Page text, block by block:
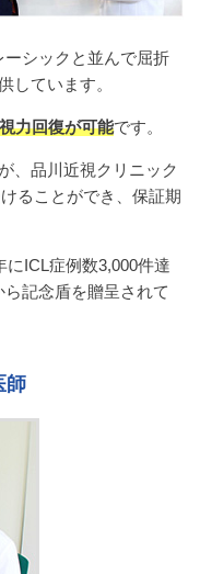
シックと並んで屈折
しています。
力回復が可能です。
、品川近視クリニック
ることができ、保証期
ICL症例数3,000件達
記念盾を贈呈されて
師